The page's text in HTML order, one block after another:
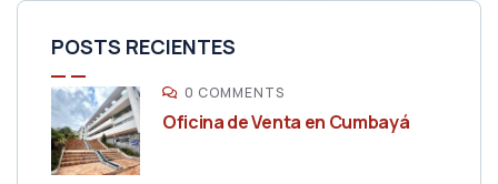
POSTS RECIENTES
0 COMMENTS
Oficina de Venta en Cumbayá